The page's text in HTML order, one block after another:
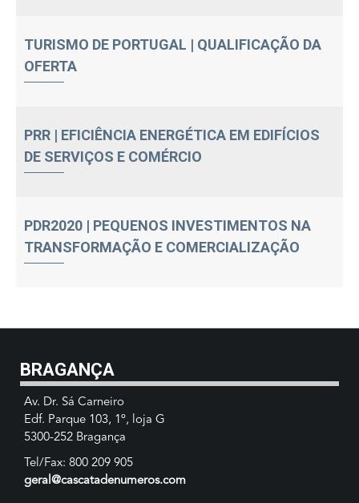
TURISMO DE PORTUGAL | QUALIFICAÇÃO DA
OFERTA
PRR | EFICIÊNCIA ENERGÉTICA EM EDIFÍCIOS
DE SERVIÇOS E COMÉRCIO
PDR2020 | PEQUENOS INVESTIMENTOS NA
TRANSFORMAÇÃO E COMERCIALIZAÇÃO
BRAGANÇA
Av. Dr. Sá Carneiro
Edf. Parque 103, 1º, loja G
5300-252 Bragança
Tel/Fax: 800 209 905
geral@cascatadenumeros.com